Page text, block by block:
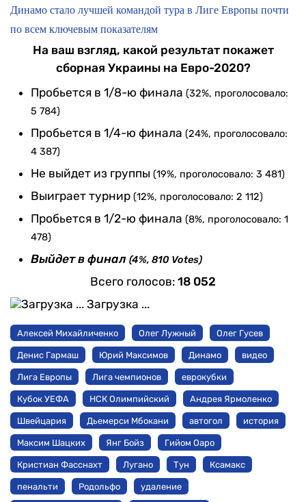
Динамо стало лучшей командой тура в Лиге Европы почти
по всем ключевым показателям
На ваш взгляд, какой результат покажет
сборная Украины на Евро-2020?
Пробьется в 1/8-ю финала (32%, проголосовало:
5 784)
Пробьется в 1/4-ю финала (24%, проголосовало:
4 387)
Не выйдет из группы (19%, проголосовало: 3 481)
Выиграет турнир (12%, проголосовало: 2 112)
Пробьется в 1/2-ю финала (8%, проголосовало: 1
478)
Выйдет в финал (4%, 810 Votes)
Всего голосов: 18 052
Загрузка ...
Алексей Михайличенко Олег Лужный Олег Гусев
Денис Гармаш Юрий Максимов Динамо видео
Лига Европы Лига чемпионов еврокубки
Кубок УЕФА НСК Олимпийский Андрея Ярмоленко
Швейцария Дьемерси Мбокани автогол история
Максим Шацких Янг Бойз Гийом Оаро
Кристиан Фасснахт Лугано Тун Ксамакс
пенальти Родольфо удаление